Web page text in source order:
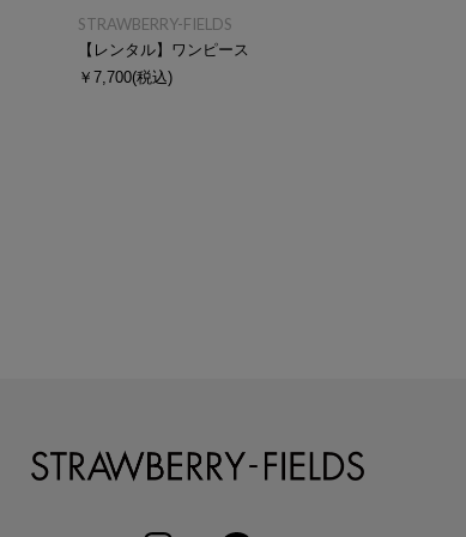
STRAWBERRY-FIELDS
【レンタル】ワンピース
￥7,700(税込)